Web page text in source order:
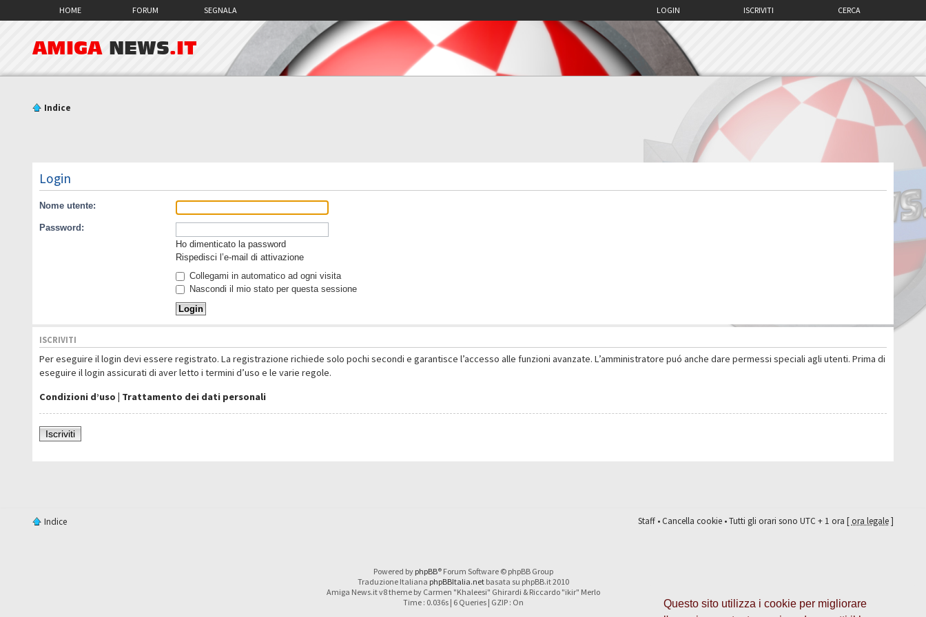
Questo sito utilizza i cookie per migliorare
HOME FORUM SEGNALA CERCA
ISCRIVITI
LOGIN
AMIGA NEWS.IT
Indice
Login
Nome utente:
Password:
Ho dimenticato la password
Rispedisci l’e-mail di attivazione
Collegami in automatico ad ogni visita
Nascondi il mio stato per questa sessione
ISCRIVITI
Per eseguire il login devi essere registrato. La registrazione richiede solo pochi secondi e garantisce l’accesso alle funzioni avanzate. L’amministratore puó anche dare permessi speciali agli utenti. Prima di
eseguire il login assicurati di aver letto i termini d’uso e le varie regole.
Condizioni d’uso | Trattamento dei dati personali
Iscriviti
Indice Staff•Cancella cookie• Tutti gli orari sono UTC + 1 ora [ora legale]
Powered by phpBB® Forum Software © phpBB Group
Traduzione Italiana phpBBItalia.netbasata su phpBB.it 2010
Amiga News.it v8 theme by Carmen "Khaleesi" Ghirardi & Riccardo "ikir" Merlo
Time : 0.036s | 6 Queries | GZIP : On